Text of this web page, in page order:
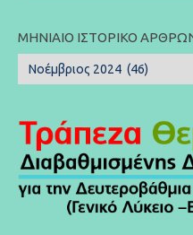
ΜΗΝΙΑΊΟ ΙΣΤΟΡΙΚΌ
Μηνιαίο
Ιστορικό